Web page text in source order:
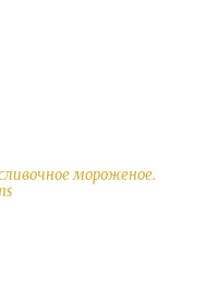
мороженое.